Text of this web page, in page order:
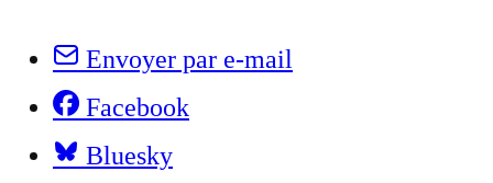
Envoyer par e-mail
Facebook
Bluesky